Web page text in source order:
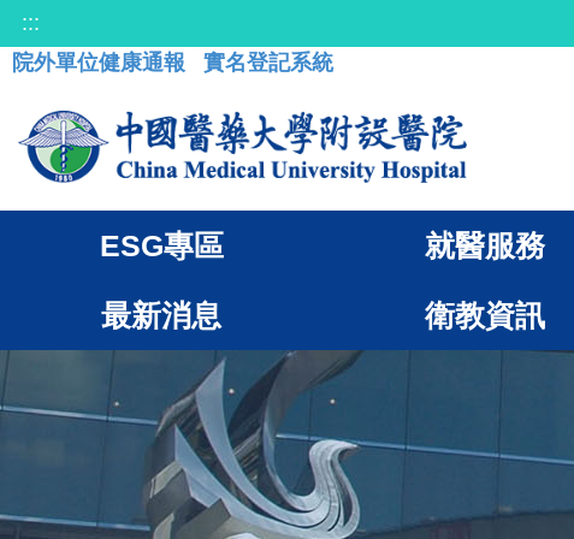
:::
院外單位健康通報
實名登記系統
ESG專區 就醫服務
最新消息 衛教資訊